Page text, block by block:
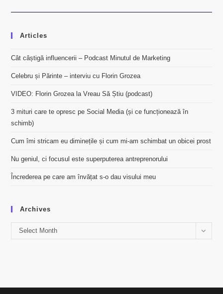
CU
Articles
Cât câștigă influencerii – Podcast Minutul de Marketing
Celebru și Părinte – interviu cu Florin Grozea
VIDEO: Florin Grozea la Vreau Să Știu (podcast)
3 mituri care te opresc pe Social Media (și ce funcționează în
schimb)
Cum îmi stricam eu diminețile și cum mi-am schimbat un obicei prost
Nu geniul, ci focusul este superputerea antreprenorului
Încrederea pe care am învățat s-o dau visului meu
Archives
Archives
Select Month